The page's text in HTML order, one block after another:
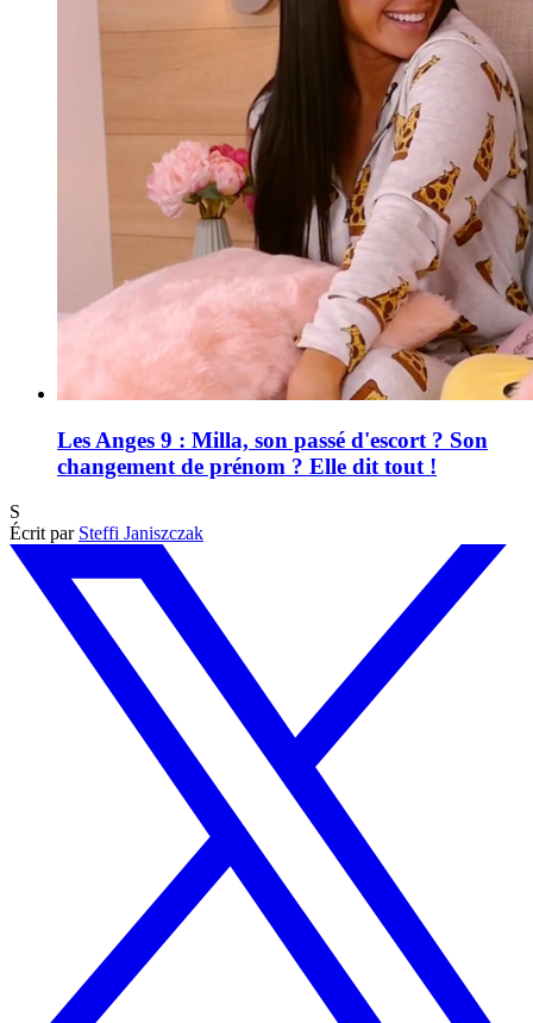
Les Anges 9 : Milla, son passé d'escort ? Son
changement de prénom ? Elle dit tout !
S
Écrit par Steffi Janiszczak